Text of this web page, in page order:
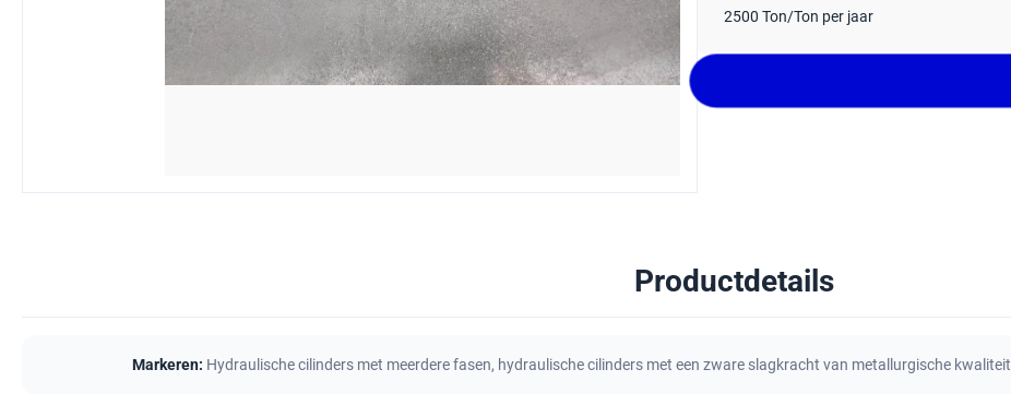
2500 Ton/Ton per jaar
Productdetails
Markeren: Hydraulische cilinders met meerdere fasen, hydraulische cilinders met een zware slagkracht van metallurgische kwaliteit